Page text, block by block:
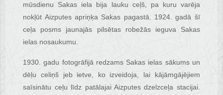
mūsdienu Sakas iela bija lauku ceļš, pa kuru varēja
nokļūt Aizputes apriņķa Sakas pagastā. 1924. gadā šī
ceļa posms jaunajās pilsētas robežās ieguva Sakas
ielas nosaukumu.
1930. gadu fotogrāfijā redzams Sakas ielas sākums un
dēļu celiņš jeb ietve, ko izveidoja, lai kājāmgājējiem
saīsinātu ceļu līdz patālajai Aizputes dzelzceļa stacijai.